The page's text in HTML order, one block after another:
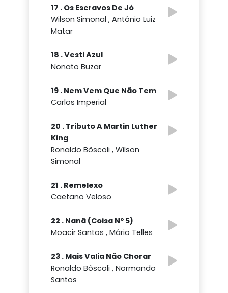
17 . Os Escravos De Jó
Wilson Simonal , Antônio Luiz
Matar
18 . Vesti Azul
Nonato Buzar
19 . Nem Vem Que Não Tem
Carlos Imperial
20 . Tributo A Martin Luther
King
Ronaldo Bôscoli , Wilson
Simonal
21 . Remelexo
Caetano Veloso
22 . Nanã (Coisa Nº 5)
Moacir Santos , Mário Telles
23 . Mais Valia Não Chorar
Ronaldo Bôscoli , Normando
Santos